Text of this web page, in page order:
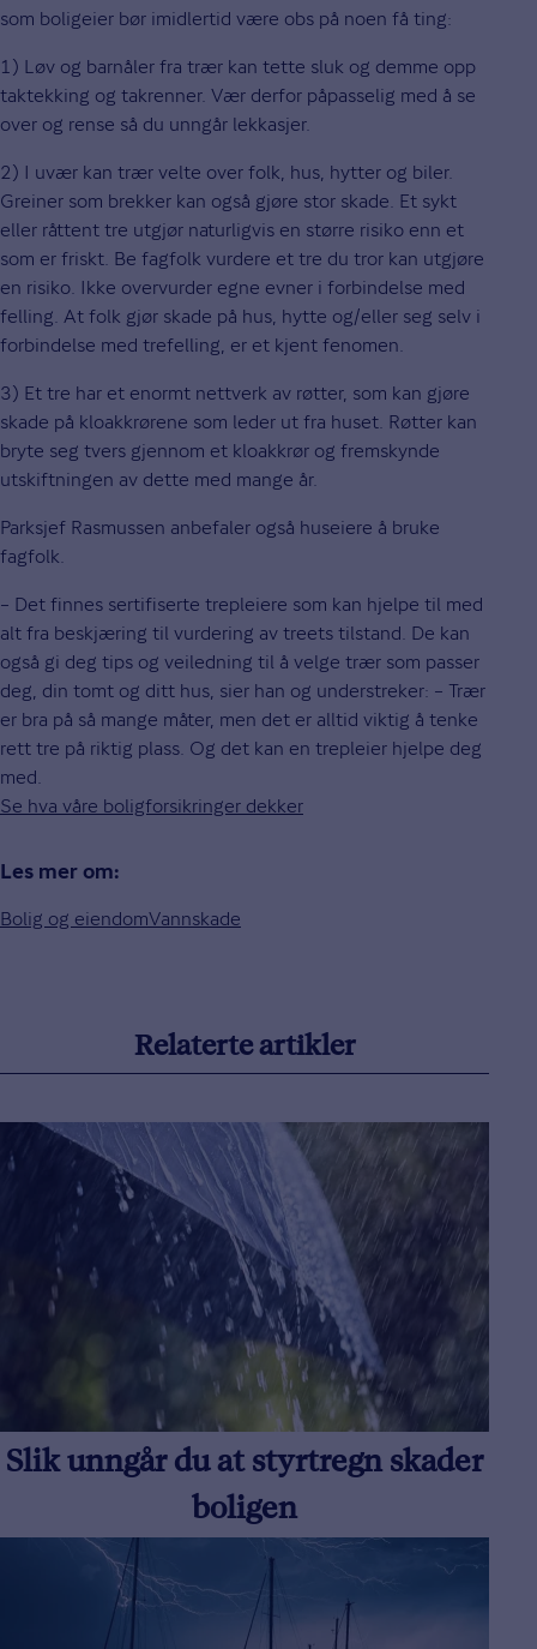
som boligeier bør imidlertid være obs på noen få ting:
1) Løv og barnåler fra trær kan tette sluk og demme opp
taktekking og takrenner. Vær derfor påpasselig med å se
over og rense så du unngår lekkasjer.
2) I uvær kan trær velte over folk, hus, hytter og biler.
Greiner som brekker kan også gjøre stor skade. Et sykt
eller råttent tre utgjør naturligvis en større risiko enn et
som er friskt. Be fagfolk vurdere et tre du tror kan utgjøre
en risiko. Ikke overvurder egne evner i forbindelse med
felling. At folk gjør skade på hus, hytte og/eller seg selv i
forbindelse med trefelling, er et kjent fenomen.
3) Et tre har et enormt nettverk av røtter, som kan gjøre
skade på kloakkrørene som leder ut fra huset. Røtter kan
bryte seg tvers gjennom et kloakkrør og fremskynde
utskiftningen av dette med mange år.
Parksjef Rasmussen anbefaler også huseiere å bruke
fagfolk.
– Det finnes sertifiserte trepleiere som kan hjelpe til med
alt fra beskjæring til vurdering av treets tilstand. De kan
også gi deg tips og veiledning til å velge trær som passer
deg, din tomt og ditt hus, sier han og understreker: – Trær
er bra på så mange måter, men det er alltid viktig å tenke
rett tre på riktig plass. Og det kan en trepleier hjelpe deg
med.
Se hva våre boligforsikringer dekker
Les mer om:
Bolig og eiendomVannskade
Relaterte artikler
Slik unngår du at styrtregn skader
boligen